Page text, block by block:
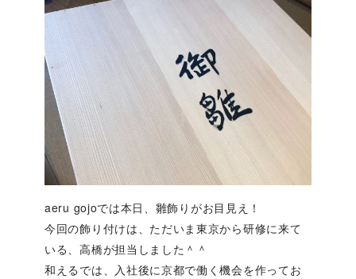
aeru gojoでは本日、雛飾りがお目見え！
今回の飾り付けは、ただいま東京から研修に来て
いる、高橋が担当しました＾＾
和えるでは、入社後に京都で働く機会を作ってお